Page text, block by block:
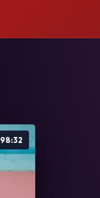
98:32